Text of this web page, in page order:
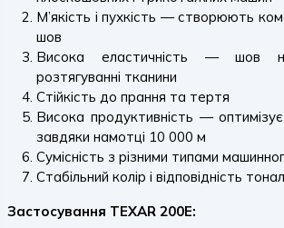
М’якість і пухкість — створюють
шов
Висока еластичність — шов
розтягуванні тканини
Стійкість до прання та тертя
Висока продуктивність —
завдяки намотці 10 000 м
Сумісність з різними типами
Стабільний колір і відповідність
Застосування TEXAR 200E: